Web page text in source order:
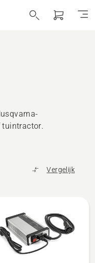
tuintractor.
Vergelijk